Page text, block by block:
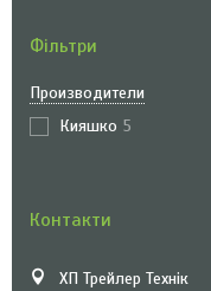
Фільтри
Производители
Кияшко 5
Контакти
ХП Трейлер Технік